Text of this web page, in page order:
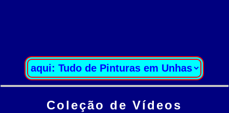
Coleção de Vídeos